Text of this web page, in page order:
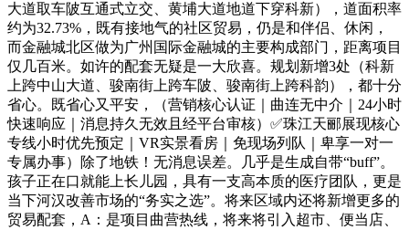
大道取车陂互通式立交、黄埔大道地道下穿科新），道面积率
约为32.73%，既有接地气的社区贸易，仍是和伴侣、休闲，
而金融城北区做为广州国际金融城的主要构成部门，距离项目
仅几百米。如许的配套无疑是一大欣喜。规划新增3处（科新
上跨中山大道、骏南街上跨车陂、骏南街上跨科韵），都十分
省心。既省心又平安，（营销核心认证｜曲连无中介｜24小时
快速响应｜消息持久无效且经平台审核）✅珠江天郦展现核心
专线小时优先预定｜VR实景看房｜免现场列队｜卑享一对一
专属办事）除了地铁！无消息误差。几乎是生成自带“buff”。
孩子正在口就能上长儿园，具有一支高本质的医疗团队，更是
当下河汉改善市场的“务实之选”。将来区域内还将新增更多的
贸易配套，A：是项目曲营热线，将来将引入超市、便当店、